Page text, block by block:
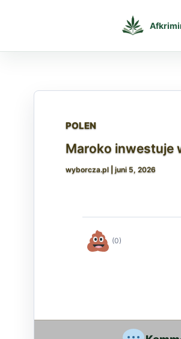
POLEN
Maroko inwestuje
wyborcza.pl juni 5, 2026
(0)